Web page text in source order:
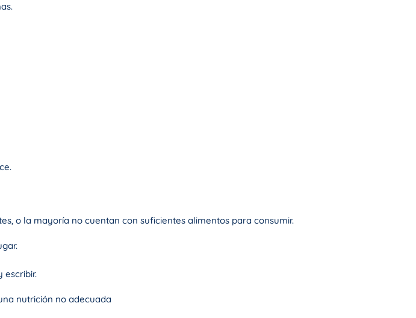
o la mayoría no cuentan con suficientes alimentos para consumir.
escribir.
nutrición no adecuada